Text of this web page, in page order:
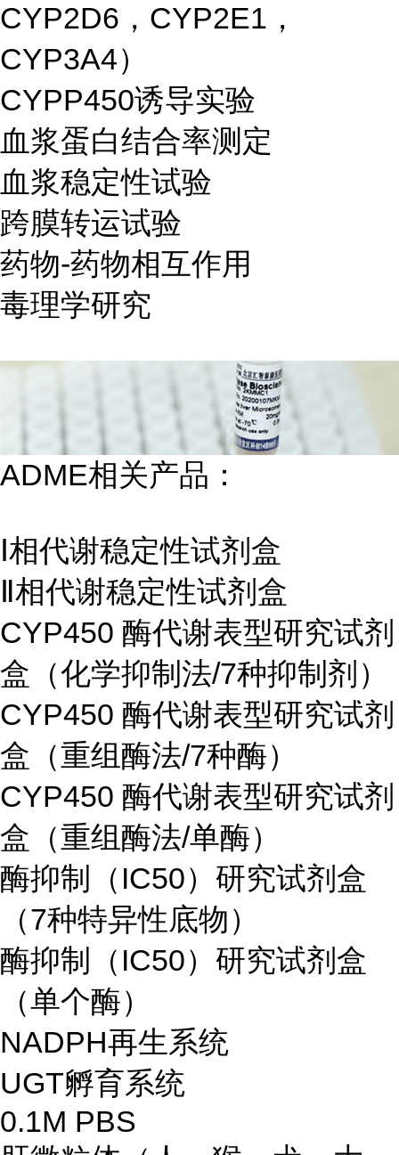
CYP2D6，CYP2E1，
CYP3A4）
CYPP450诱导实验
血浆蛋白结合率测定
血浆稳定性试验
跨膜转运试验
药物-药物相互作用
毒理学研究
ADME相关产品：
Ⅰ相代谢稳定性试剂盒
Ⅱ相代谢稳定性试剂盒
CYP450 酶代谢表型研究试剂
盒（化学抑制法/7种抑制剂）
CYP450 酶代谢表型研究试剂
盒（重组酶法/7种酶）
CYP450 酶代谢表型研究试剂
盒（重组酶法/单酶）
酶抑制（IC50）研究试剂盒
（7种特异性底物）
酶抑制（IC50）研究试剂盒
（单个酶）
NADPH再生系统
UGT孵育系统
0.1M PBS